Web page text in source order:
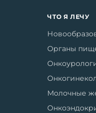
ЧТО Я ЛЕЧУ
Органы
Молочные